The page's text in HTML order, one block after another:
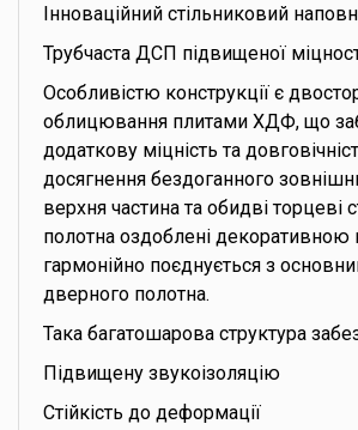
Інноваційний стільниковий
Трубчаста ДСП підвищеної
Особливістю конструкції є
облицювання плитами ХДФ, що
додаткову міцність та
досягнення бездоганного
верхня частина та обидві торцеві
полотна оздоблені
гармонійно поєднується з
дверного полотна.
Така багатошарова структура
Підвищену звукоізоляцію
Стійкість до деформації